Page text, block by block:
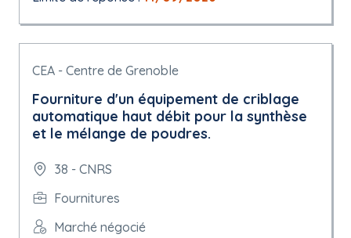
CEA - Centre de Grenoble
Fourniture d'un équipement de criblage
automatique haut débit pour la synthèse
et le mélange de poudres.
38 - CNRS
Fournitures
Marché négocié